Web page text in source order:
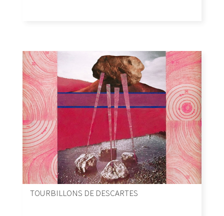
TOURBILLONS DE DESCARTES